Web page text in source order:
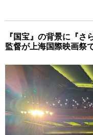
『国宝』の背景に『
監督が上海国際映画祭